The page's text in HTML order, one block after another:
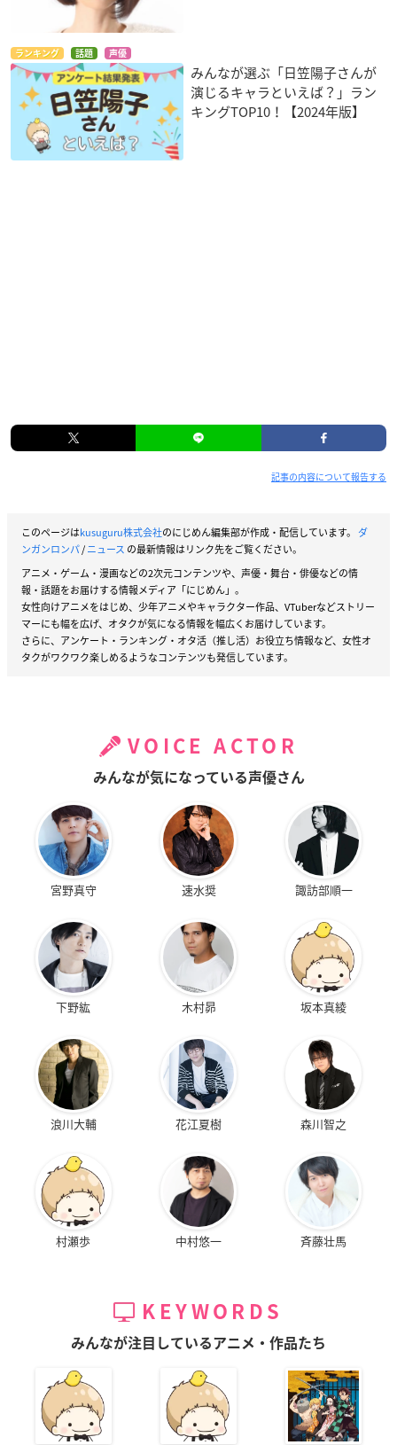
ランキング 話題 声優
みんなが選ぶ「日笠陽子さんが
演じるキャラといえば？」ラン
キングTOP10！【2024年版】
記事の内容について報告する
このページはkusuguru株式会社のにじめん編集部が作成・配信しています。 ダ
ンガンロンパ/ニュース の最新情報はリンク先をご覧ください。
アニメ・ゲーム・漫画などの2次元コンテンツや、声優・舞台・俳優などの情
報・話題をお届けする情報メディア「にじめん」。
女性向けアニメをはじめ、少年アニメやキャラクター作品、VTuberなどストリー
マーにも幅を広げ、オタクが気になる情報を幅広くお届けしています。
さらに、アンケート・ランキング・オタ活（推し活）お役立ち情報など、女性オ
タクがワクワク楽しめるようなコンテンツも発信しています。
VOICE ACTOR
みんなが気になっている声優さん
宮野真守 速水奨 諏訪部順一
下野紘 木村昴 坂本真綾
浪川大輔 花江夏樹 森川智之
村瀬歩 中村悠一 斉藤壮馬
KEYWORDS
みんなが注目しているアニメ・作品たち